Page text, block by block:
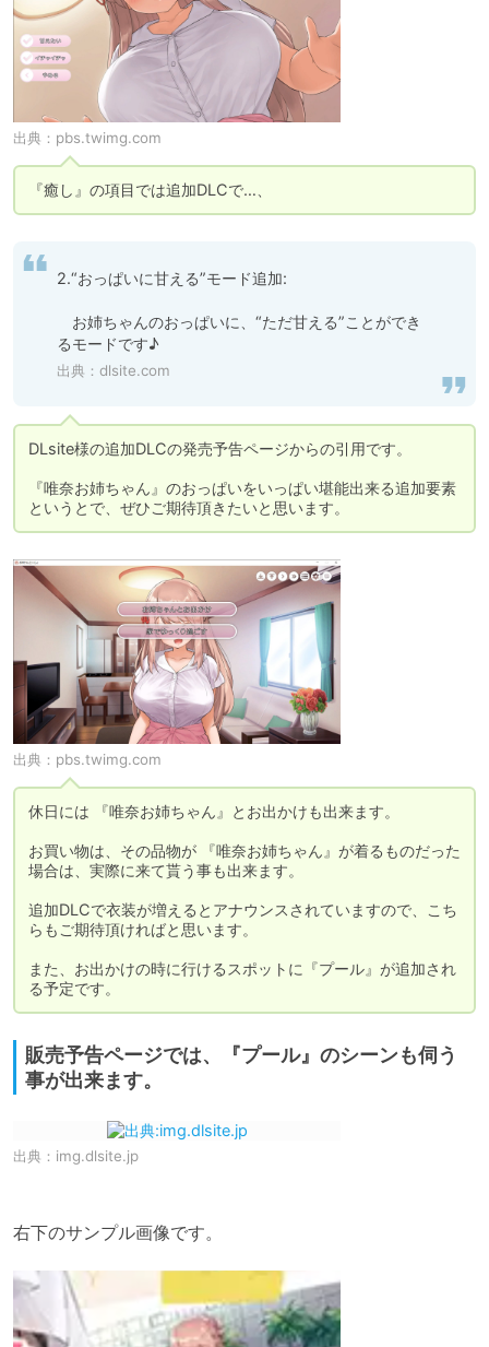
出典： pbs.twimg.com
『癒し』の項目では追加DLCで…、
2.“おっぱいに甘える”モード追加:
お姉ちゃんのおっぱいに、“ただ甘える”ことができ
るモードです♪
出典： dlsite.com
DLsite様の追加DLCの発売予告ページからの引用です。
『唯奈お姉ちゃん』のおっぱいをいっぱい堪能出来る追加要素
というとで、ぜひご期待頂きたいと思います。
出典： pbs.twimg.com
休日には 『唯奈お姉ちゃん』とお出かけも出来ます。
お買い物は、その品物が 『唯奈お姉ちゃん』が着るものだった
場合は、実際に来て貰う事も出来ます。
追加DLCで衣装が増えるとアナウンスされていますので、こち
らもご期待頂ければと思います。
また、お出かけの時に行けるスポットに『プール』が追加され
る予定です。
販売予告ページでは、『プール』のシーンも伺う
事が出来ます。
出典： img.dlsite.jp
右下のサンプル画像です。